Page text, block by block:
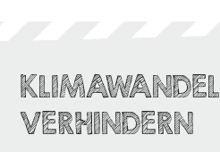
KLIMAWANDEL
VERHINDERN